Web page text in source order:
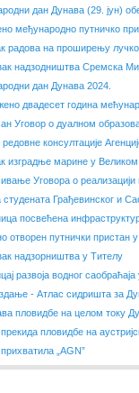
дан Дунава (29. јун)
међународно путничко
радова на проширењу
надзодништва Сремска
дан Дунава 2024.
двадесет година
Уговор о дуалном
редовне консултације
изградње марине у
Уговора о
Грађевинског и
посвећена
отворен путнички пристан
надзорништва у Тителу
развоја водног
- Атлас сидришта за
пловидбе на целом току
прекида пловидбе на
„AGN”